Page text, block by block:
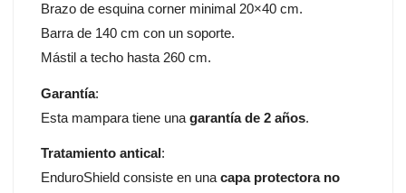
Brazo de esquina corner minimal 20×40 cm.
Barra de 140 cm con un soporte.
Mástil a techo hasta 260 cm.
Garantía:
Esta mampara tiene unagarantía de 2 años.
Tratamiento antical:
EnduroShield consiste en una capa protectora no